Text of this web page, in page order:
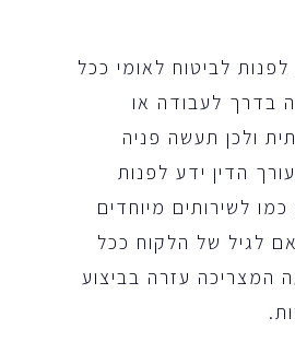
לפנות לביטוח לאומי ככל
בדרך לעבודה או
ולכן תעשה פניה
הדין ידע לפנות
לשירותים מיוחדים
לגיל של הלקוח ככל
המצריכה עזרה בביצוע